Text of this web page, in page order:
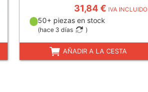
31,84 € IVA INCLUIDO
50+ piezas en stock
(hace 3 días )
AÑADIR A LA CESTA